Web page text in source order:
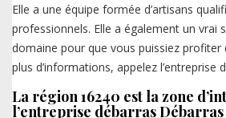
Elle a une équipe formée d’artisans
professionnels. Elle a également un vrai
domaine pour que vous puissiez profiter
plus d’informations, appelez l’entreprise
La région 16240 est la zone
l’entreprise débarras Débarras